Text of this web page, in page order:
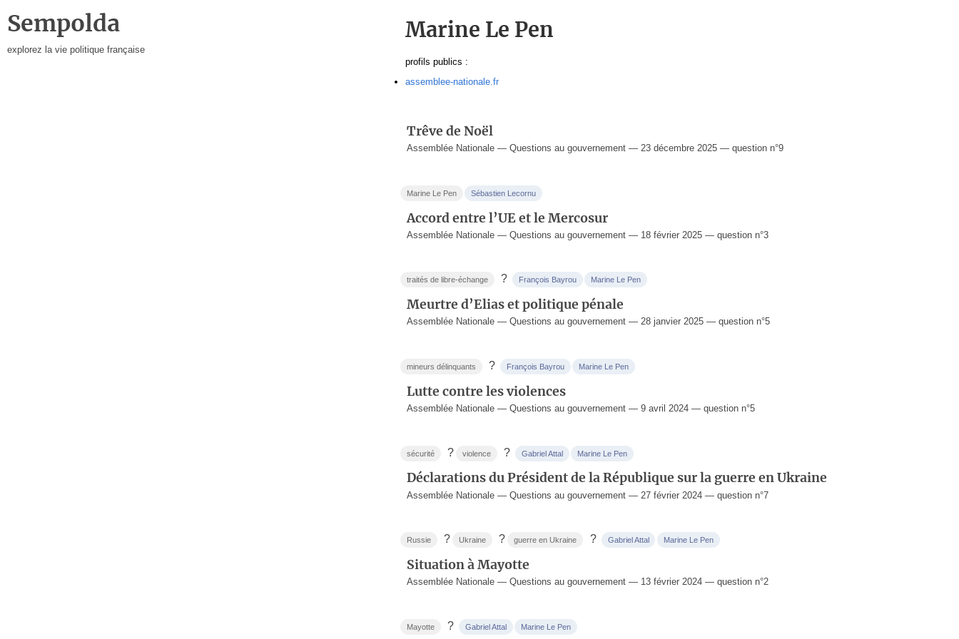
Sempolda
explorez la vie politique française
Marine Le Pen
profils publics :
assemblee-nationale.fr
Trêve de Noël
Assemblée Nationale — Questions au gouvernement — 23 décembre 2025 — question n°9
Marine Le Pen Sébastien Lecornu
Accord entre l’UE et le Mercosur
Assemblée Nationale — Questions au gouvernement — 18 février 2025 — question n°3
traités de libre-échange ? François Bayrou Marine Le Pen
Meurtre d’Elias et politique pénale
Assemblée Nationale — Questions au gouvernement — 28 janvier 2025 — question n°5
mineurs délinquants ? François Bayrou Marine Le Pen
Lutte contre les violences
Assemblée Nationale — Questions au gouvernement — 9 avril 2024 — question n°5
sécurité ? violence ? Gabriel Attal Marine Le Pen
Déclarations du Président de la République sur la guerre en Ukraine
Assemblée Nationale — Questions au gouvernement — 27 février 2024 — question n°7
Russie ? Ukraine ? guerre en Ukraine ? Gabriel Attal Marine Le Pen
Situation à Mayotte
Assemblée Nationale — Questions au gouvernement — 13 février 2024 — question n°2
Mayotte ? Gabriel Attal Marine Le Pen